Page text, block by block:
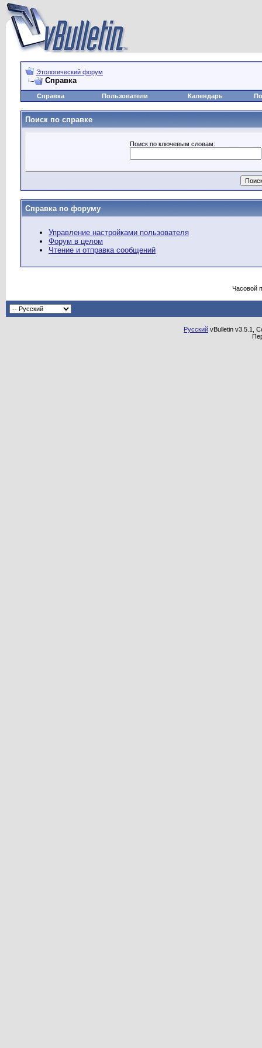
Этологический форум
Справка
Справка Пользователи Календарь
Поиск по справке
Поиск по ключевым словам:
Справка по форуму
Управление настройками пользователя
Форум в целом
Чтение и отправка сообщений
Часовой
Русский vBulletin v3.5.1,